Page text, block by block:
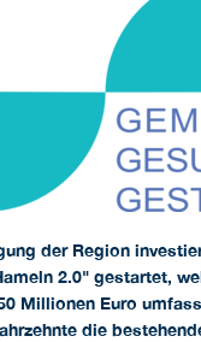
der Region
2.0" gestartet,
Millionen Euro
die